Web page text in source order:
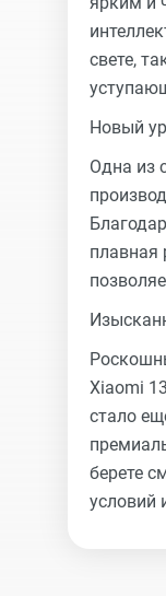
свете,
Новый
Одна из
плавная
Xiaomi
стало
берете
условий